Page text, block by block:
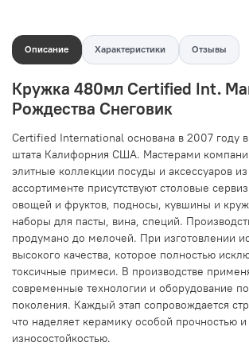
Описание Характеристики Отзывы
Кружка 480мл Certified Int.
Рождества Снеговик
Certified International основана в 2007 году
штата Калифорния США. Мастерами
элитные коллекции посуды и аксессуаров
ассортименте присутствуют столовые
овощей и фруктов, подносы, кувшины и
наборы для пасты, вина, специй.
продумано до мелочей. При изготовлении
высокого качества, которое полностью
токсичные примеси. В производстве
современные технологии и оборудование
поколения. Каждый этап сопровождается
что наделяет керамику особой прочностью и
износостойкостью.